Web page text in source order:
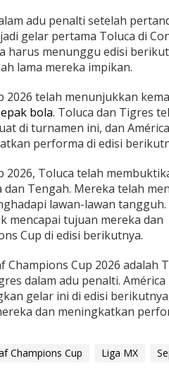
adu penalti setelah
gelar pertama Toluca di
harus menunggu edisi
lama mereka impikan.
2026 telah menunjukkan
bola. Toluca dan Tigres
di turnamen ini, dan
performa di edisi
2026, Toluca telah
Tengah. Mereka telah
lawan-lawan tangguh.
mencapai tujuan mereka dan
Cup di edisi berikutnya.
Cup 2026 adalah
dalam adu penalti. América
gelar ini di edisi
dan meningkatkan
Champions Cup Liga MX